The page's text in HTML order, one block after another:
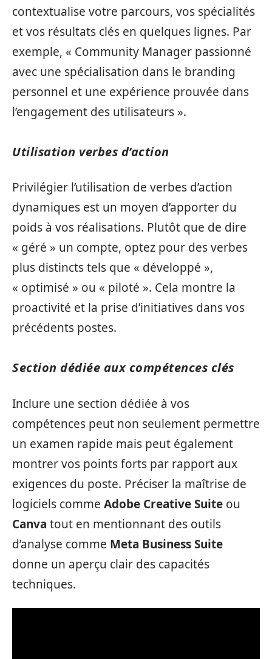
contextualise votre parcours, vos spécialités
et vos résultats clés en quelques lignes. Par
exemple, « Community Manager passionné
avec une spécialisation dans le branding
personnel et une expérience prouvée dans
l’engagement des utilisateurs ».
Utilisation verbes d’action
Privilégier l’utilisation de verbes d’action
dynamiques est un moyen d’apporter du
poids à vos réalisations. Plutôt que de dire
« géré » un compte, optez pour des verbes
plus distincts tels que « développé »,
« optimisé » ou « piloté ». Cela montre la
proactivité et la prise d’initiatives dans vos
précédents postes.
Section dédiée aux compétences clés
Inclure une section dédiée à vos
compétences peut non seulement permettre
un examen rapide mais peut également
montrer vos points forts par rapport aux
exigences du poste. Préciser la maîtrise de
logiciels comme Adobe Creative Suite ou
Canva tout en mentionnant des outils
d’analyse comme Meta Business Suite
donne un aperçu clair des capacités
techniques.